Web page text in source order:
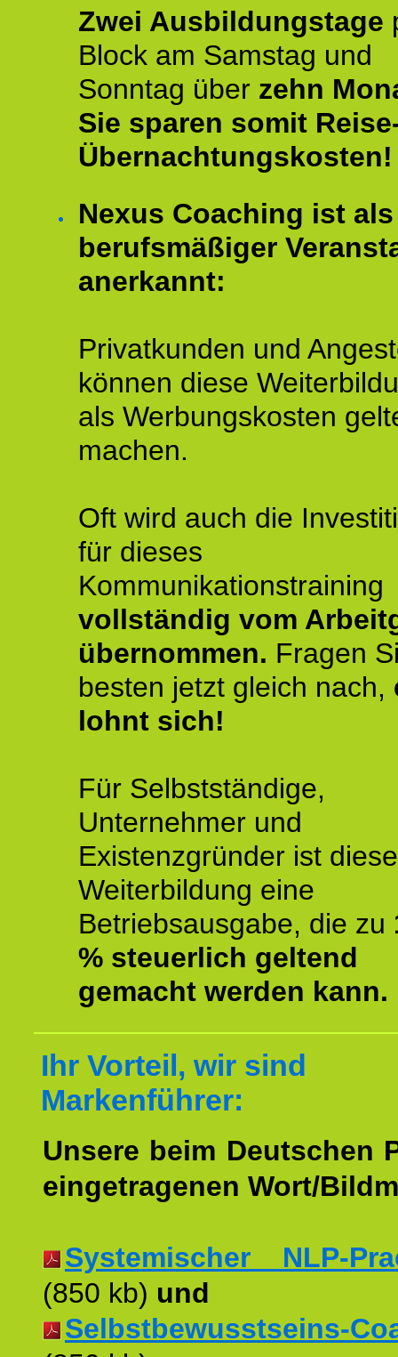
Zwei Ausbildungstage
Block am Samstag und
Sonntag über zehn
Sie sparen somit
Übernachtungskosten!
Nexus Coaching ist als
berufsmäßiger
anerkannt:
Privatkunden und
können diese
als Werbungskosten
machen.
Oft wird auch die
für dieses
Kommunikationstraining
vollständig vom
übernommen. Fragen
besten jetzt gleich nach,
lohnt sich!
Für Selbstständige,
Unternehmer und
Existenzgründer ist diese
Weiterbildung eine
Betriebsausgabe, die zu
% steuerlich geltend
gemacht werden kann.
Ihr Vorteil, wir sind
Markenführer:
Unsere beim Deutschen
eingetragenen Wort/
Systemischer NLP-
(850 kb) und
Selbstbewusstseins-